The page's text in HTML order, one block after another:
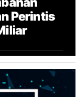
Perintis